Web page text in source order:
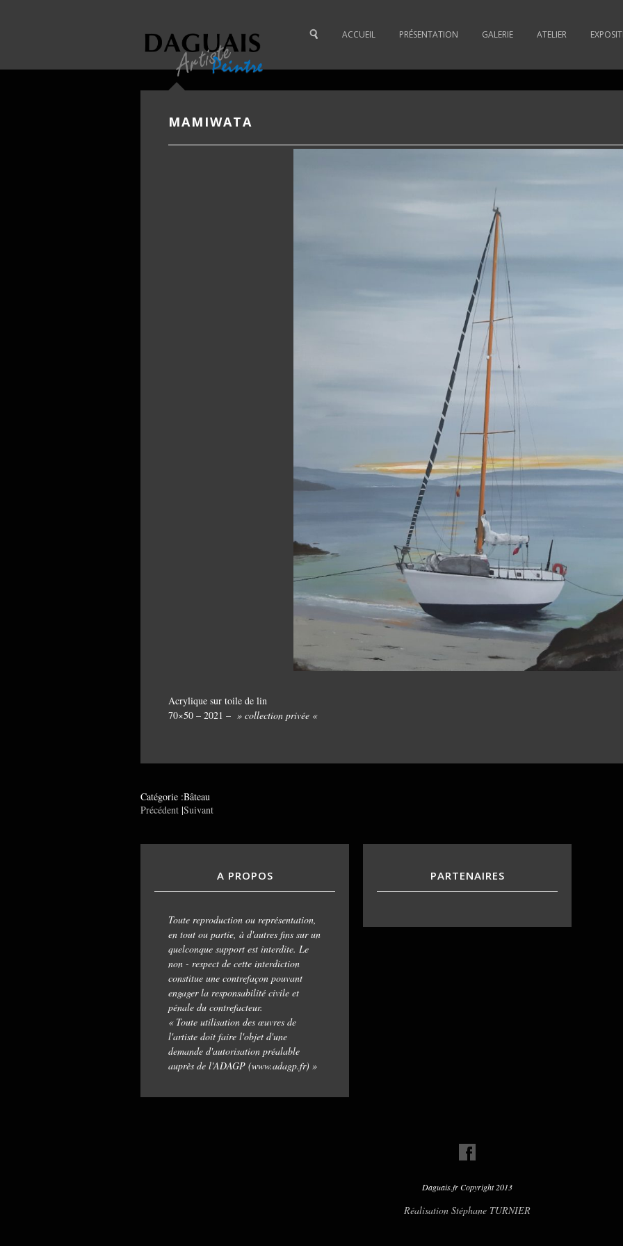
ACCUEIL PRÉSENTATION GALERIE ATELIER
MAMIWATA
Acrylique sur toile de lin
70×50 – 2021 – » collection privée «
Catégorie :Bâteau
Précédent |Suivant
A PROPOS
Toute reproduction ou représentation,
en tout ou partie, à d'autres fins sur un
quelconque support est interdite. Le
non - respect de cette interdiction
constitue une contrefaçon pouvant
engager la responsabilité civile et
pénale du contrefacteur.
« Toute utilisation des œuvres de
l'artiste doit faire l'objet d'une
demande d'autorisation préalable
auprès de l'ADAGP (www.adagp.fr) »
PARTENAIRES
Daguais.fr Copyright 2013
Réalisation Stéphane TURNIER